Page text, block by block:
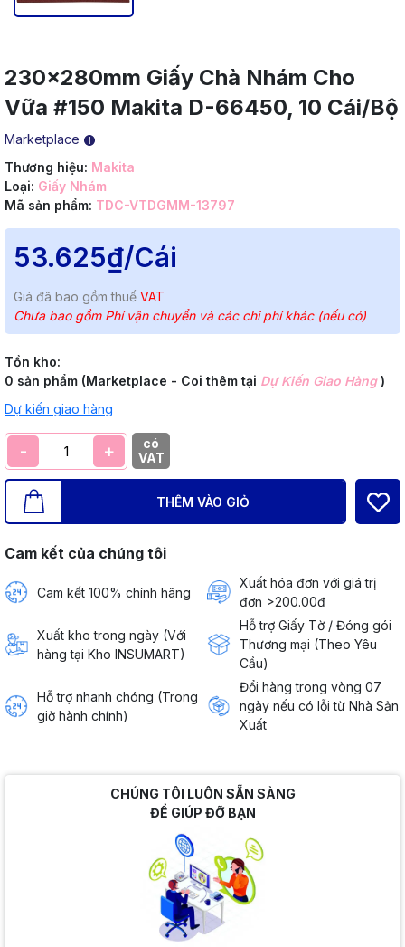
230x280mm Giấy Chà Nhám Cho
Vữa #150 Makita D-66450, 10 Cái/Bộ
Marketplace
Thương hiệu: Makita
Loại: Giấy Nhám
Mã sản phẩm: TDC-VTDGMM-13797
53.625₫/Cái
Giá đã bao gồm thuế VAT
Chưa bao gồm Phí vận chuyển và các chi phí khác (nếu có)
Tồn kho:
0 sản phẩm (Marketplace - Coi thêm tại Dự Kiến Giao Hàng)
Dự kiến giao hàng
- +
có
VAT
THÊM VÀO GIỎ
Cam kết của chúng tôi
Cam kết 100% chính hãng
Xuất hóa đơn với giá trị
đơn >200.00đ
Xuất kho trong ngày (Với
hàng tại Kho INSUMART)
Hỗ trợ Giấy Tờ / Đóng gói
Thương mại (Theo Yêu
Cầu)
Hỗ trợ nhanh chóng (Trong
giờ hành chính)
Đổi hàng trong vòng 07
ngày nếu có lỗi từ Nhà Sản
Xuất
CHÚNG TÔI LUÔN SẴN SÀNG
ĐỂ GIÚP ĐỠ BẠN